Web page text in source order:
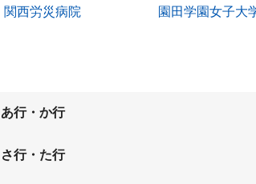
関西労災病院 園田学園女子大
あ行・か行
稲葉荘
さ行・た行